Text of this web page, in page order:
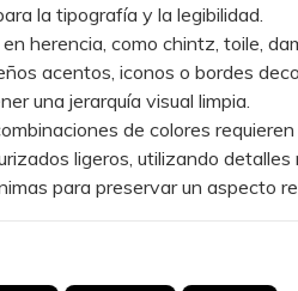
la tipografía y la legibilidad.
herencia, como chintz, toile,
acentos, iconos o bordes
una jerarquía visual limpia.
de colores
ligeros, utilizando detalles
para preservar un aspecto